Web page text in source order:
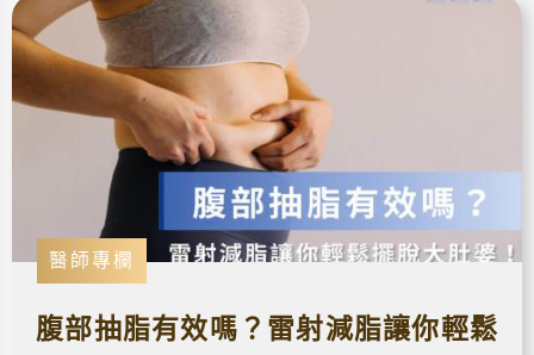
醫師專欄
腹部抽脂有效嗎？雷射減脂讓你輕鬆